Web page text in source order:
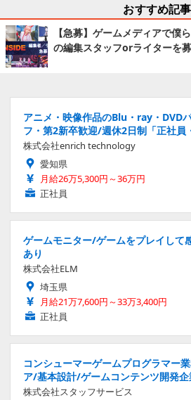
おすすめ記事
【急募】ゲームメディアで僕
の編集スタッフorライターを
アニメ・映像作品のBlu・ray・DVD
フ・第2新卒歓迎/週休2日制「正社員
株式会社enrich technology
愛知県
月給26万5,300円～36万円
正社員
ゲームモニター/ゲームをプレイして
あり
株式会社ELM
埼玉県
月給21万7,600円～33万3,400円
正社員
コンシューマーゲームプログラマー
ア/基本設計/ゲームコンテンツ開発
株式会社スタッフサービス